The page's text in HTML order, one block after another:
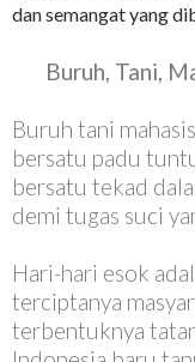
dan semangat yang
Buruh, Tani,
Buruh tani
bersatu padu
bersatu tekad
demi tugas suci
Hari-hari esok
terciptanya
terbentuknya